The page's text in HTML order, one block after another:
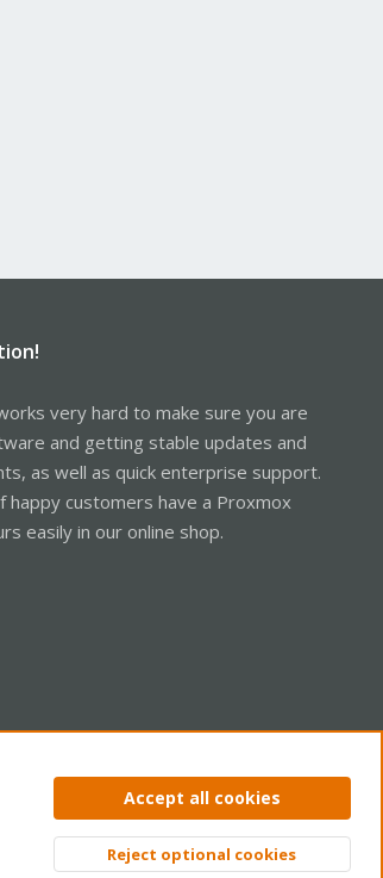
very hard to make sure you are
and getting stable updates and
as well as quick enterprise support.
happy customers have a Proxmox
easily in our online shop.
Privacy policy Help Home
Top
Accept all cookies
Reject optional cookies